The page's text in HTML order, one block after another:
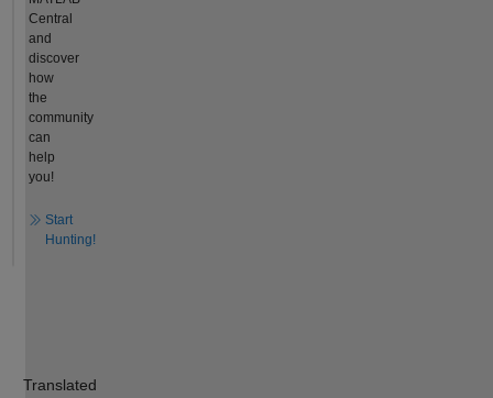
Central
and
discover
how
the
community
can
help
you!
Start
Hunting!
Translated